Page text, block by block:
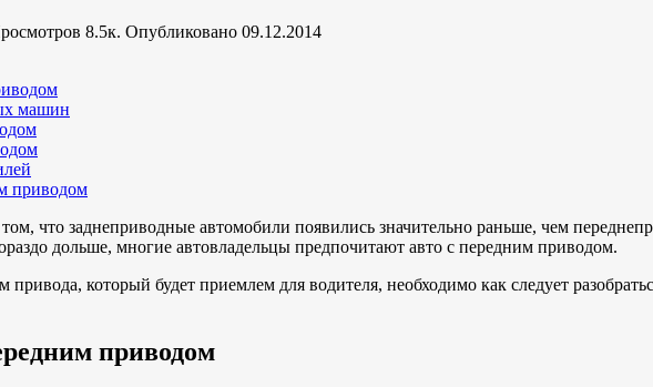
8.5к. Опубликовано 09.12.2014
машин
приводом
что заднеприводные автомобили появились значительно раньше, чем
дольше, многие автовладельцы предпочитают авто с передним приводом.
привода, который будет приемлем для водителя, необходимо как следует
приводом